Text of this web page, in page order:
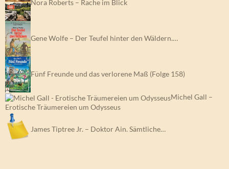
Nora Roberts – Rache im Blick
Gene Wolfe – Der Teufel hinter den Wäldern.…
Fünf Freunde und das verlorene Maß (Folge 158)
Michel Gall –
Erotische Träumereien um Odysseus
James Tiptree Jr. – Doktor Ain. Sämtliche…